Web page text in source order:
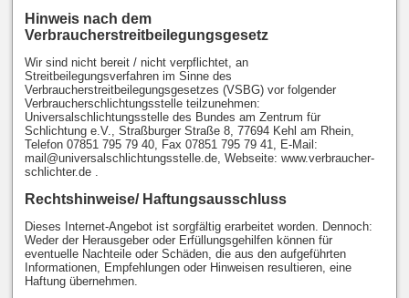
Hinweis nach dem
Verbraucherstreitbeilegungsgesetz
Wir sind nicht bereit / nicht verpflichtet, an
Streitbeilegungsverfahren im Sinne des
Verbraucherstreitbeilegungsgesetzes (VSBG) vor folgender
Verbraucherschlichtungsstelle teilzunehmen:
Universalschlichtungsstelle des Bundes am Zentrum für
Schlichtung e.V., Straßburger Straße 8, 77694 Kehl am Rhein,
Telefon 07851 795 79 40, Fax 07851 795 79 41, E-Mail:
mail@universalschlichtungsstelle.de, Webseite: www.verbraucher-
schlichter.de .
Rechtshinweise/ Haftungsausschluss
Dieses Internet-Angebot ist sorgfältig erarbeitet worden. Dennoch:
Weder der Herausgeber oder Erfüllungsgehilfen können für
eventuelle Nachteile oder Schäden, die aus den aufgeführten
Informationen, Empfehlungen oder Hinweisen resultieren, eine
Haftung übernehmen.